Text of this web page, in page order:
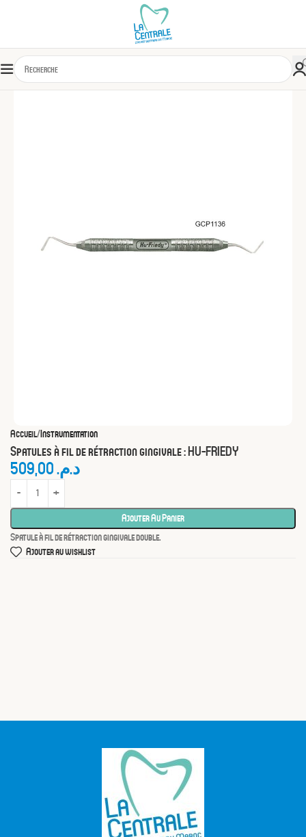
Accueil Instrumentation
Spatules à fil de rétraction gingivale : HU-FRIEDY
د.م.
Ajouter Au Panier
Spatule à fil de rétraction gingivale double.
Ajouter au wishlist